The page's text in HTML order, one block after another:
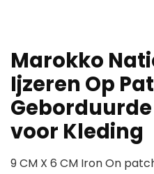
Marokko
Ijzeren Op
voor Kleding
9 CM X 6 CM Iron On